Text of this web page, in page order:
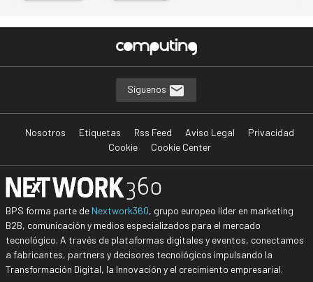
Síguenos
Nosotros Etiquetas Rss Feed Aviso Legal
Privacidad
Cookie
Cookie Center
BPS forma parte de Nextwork360, grupo europeo líder en marketing
B2B, comunicación y medios especializados para el mercado
tecnológico. A través de plataformas digitales y eventos, conectamos
a fabricantes, partners y decisores tecnológicos impulsando la
Transformación Digital, la Innovación y el crecimiento empresarial.